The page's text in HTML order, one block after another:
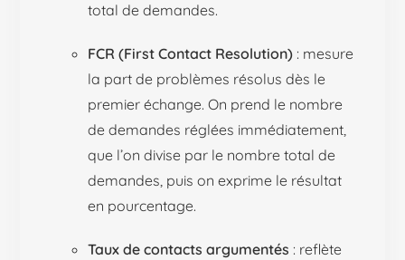
total de demandes.
FCR (First Contact Resolution) : mesure
la part de problèmes résolus dès le
premier échange. On prend le nombre
de demandes réglées immédiatement,
que l’on divise par le nombre total de
demandes, puis on exprime le résultat
en pourcentage.
Taux de contacts argumentés : reflète